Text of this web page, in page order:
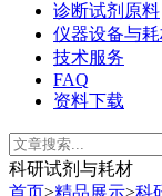
诊断试剂原料
仪器设备与
技术服务
FAQ
资料下载
科研试剂与耗材